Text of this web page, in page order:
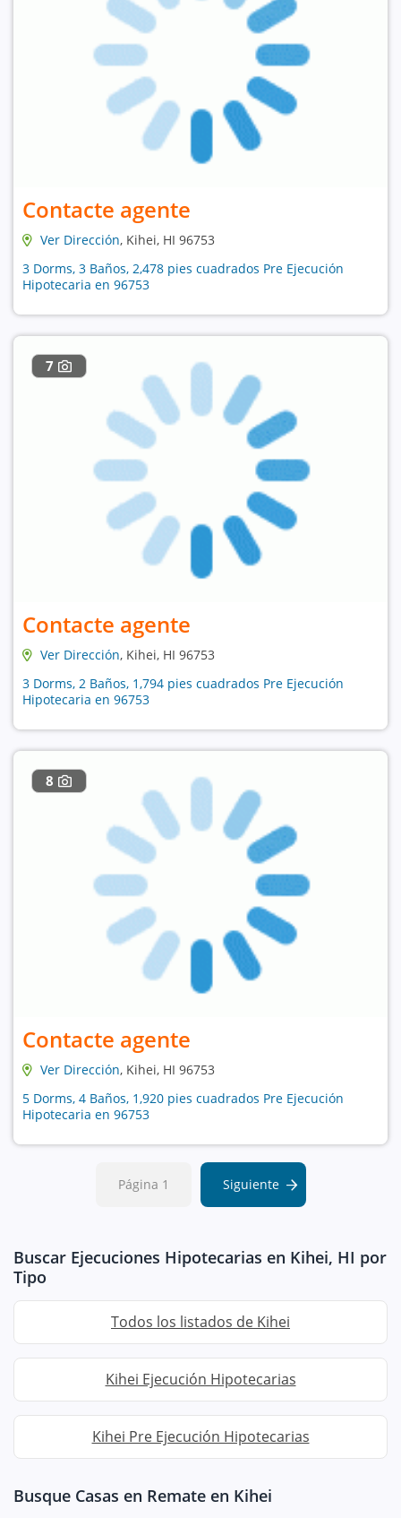
Contacte agente
Ver Dirección, Kihei, HI 96753
3 Dorms, 3 Baños, 2,478 pies cuadrados Pre Ejecución
Hipotecaria en 96753
7
Contacte agente
Ver Dirección, Kihei, HI 96753
3 Dorms, 2 Baños, 1,794 pies cuadrados Pre Ejecución
Hipotecaria en 96753
8
Contacte agente
Ver Dirección, Kihei, HI 96753
5 Dorms, 4 Baños, 1,920 pies cuadrados Pre Ejecución
Hipotecaria en 96753
Página 1 Siguiente
Buscar Ejecuciones Hipotecarias en Kihei, HI por
Tipo
Todos los listados de Kihei
Kihei Ejecución Hipotecarias
Kihei Pre Ejecución Hipotecarias
Busque Casas en Remate en Kihei